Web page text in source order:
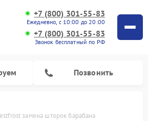
+7 (800) 301-55-83
Ежедневно, с 10:00 до 20:00
+7 (800) 301-55-83
Звонок бесплатный по РФ
Позвонить
замена шторок барабана